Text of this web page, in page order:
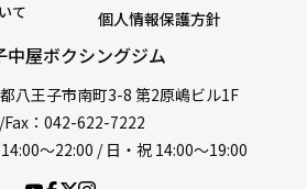
中屋ボクシングジム
八王子市南町3-8 第2原嶋ビル1F
：042-622-7222
〜22:00 / 日・祝 14:00〜19:00
て
個人情報保護方針